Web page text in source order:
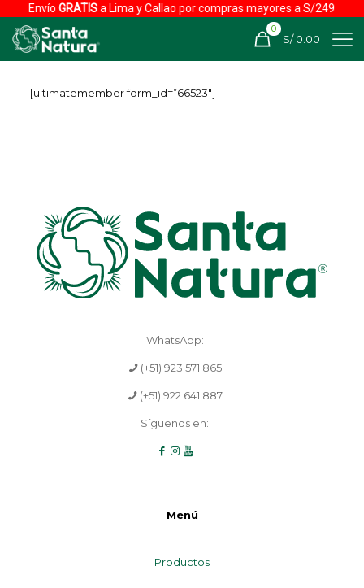
EnvíoGRATISa Lima y Callao por compras mayores a S/249
0
S/ 0.00
[ultimatemember form_id=”66523″]
WhatsApp:
(+51) 923 571 865
(+51) 922 641 887
Síguenos en:
Menú
Productos